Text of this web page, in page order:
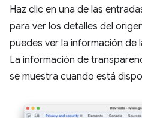
Haz clic en una de las
para ver los detalles del
puedes ver la información de
La información de
se muestra cuando está